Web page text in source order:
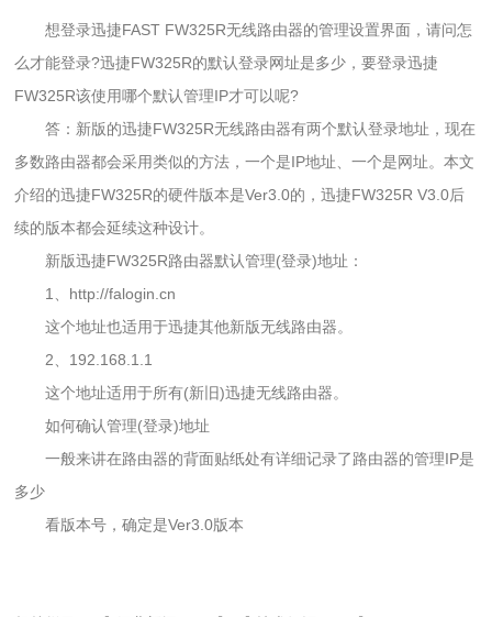
想登录迅捷FAST FW325R无线路由器的管理设置界面，请问怎
么才能登录?迅捷FW325R的默认登录网址是多少，要登录迅捷
FW325R该使用哪个默认管理IP才可以呢?
答：新版的迅捷FW325R无线路由器有两个默认登录地址，现在
多数路由器都会采用类似的方法，一个是IP地址、一个是网址。本文
介绍的迅捷FW325R的硬件版本是Ver3.0的，迅捷FW325R V3.0后
续的版本都会延续这种设计。
新版迅捷FW325R路由器默认管理(登录)地址：
1、http://falogin.cn
这个地址也适用于迅捷其他新版无线路由器。
2、192.168.1.1
这个地址适用于所有(新旧)迅捷无线路由器。
如何确认管理(登录)地址
一般来讲在路由器的背面贴纸处有详细记录了路由器的管理IP是
多少
看版本号，确定是Ver3.0版本